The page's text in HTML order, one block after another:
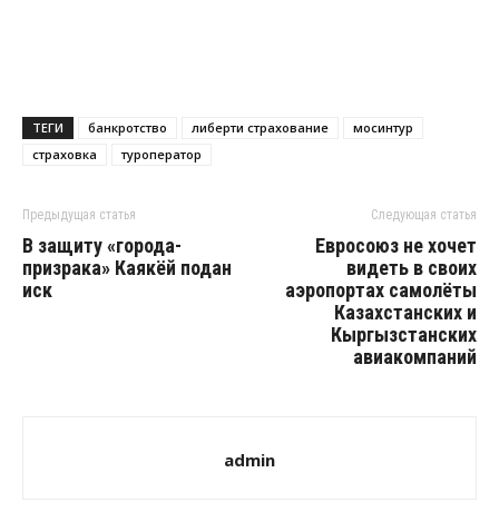
ТЕГИ банкротство либерти страхование
мосинтур
страховка
туроператор
Предыдущая статья
В защиту «города-
призрака» Каякёй подан
иск
Следующая статья
Евросоюз не хочет
видеть в своих
аэропортах самолёты
Казахстанских и
Кыргызстанских
авиакомпаний
admin